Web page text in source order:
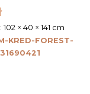
102 × 40 × 141 cm
KRED-FOREST-